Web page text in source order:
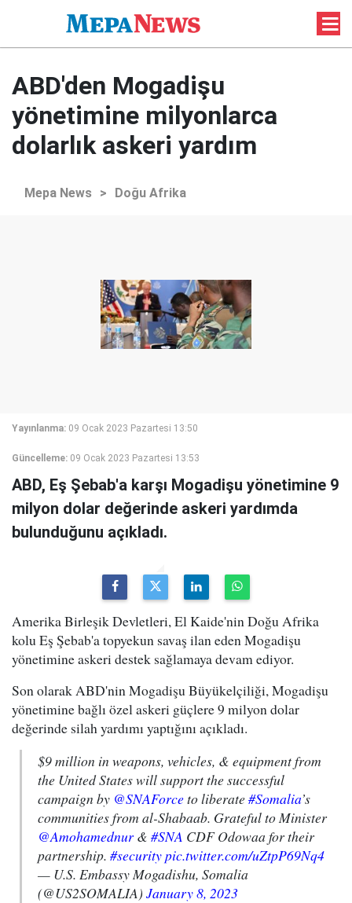
ABD'den Mogadişu
yönetimine milyonlarca
dolarlık askeri yardım
Mepa News > Doğu Afrika
Yayınlanma: 09 Ocak 2023 Pazartesi 13:50
Güncelleme: 09 Ocak 2023 Pazartesi 13:53
ABD, Eş Şebab'a karşı Mogadişu yönetimine 9
milyon dolar değerinde askeri yardımda
bulunduğunu açıkladı.
Amerika Birleşik Devletleri, El Kaide'nin Doğu Afrika
kolu Eş Şebab'a topyekun savaş ilan eden Mogadişu
yönetimine askeri destek sağlamaya devam ediyor.
Son olarak ABD'nin Mogadişu Büyükelçiliği, Mogadişu
yönetimine bağlı özel askeri güçlere 9 milyon dolar
değerinde silah yardımı yaptığını açıkladı.
$9 million in weapons, vehicles, & equipment from
the United States will support the successful
campaign by @SNAForceto liberate#Somalia’s
communities from al-Shabaab. Grateful to Minister
@Amohamednur& #SNA CDF Odowaa for their
partnership. #securitypic.twitter.com/uZtpP69Nq4
— U.S. Embassy Mogadishu, Somalia
(@US2SOMALIA) January 8, 2023